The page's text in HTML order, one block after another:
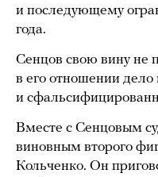
и последующему
года.
Сенцов свою вину не
в его отношении
и
Вместе с Сенцовым
виновным второго
Кольченко. Он